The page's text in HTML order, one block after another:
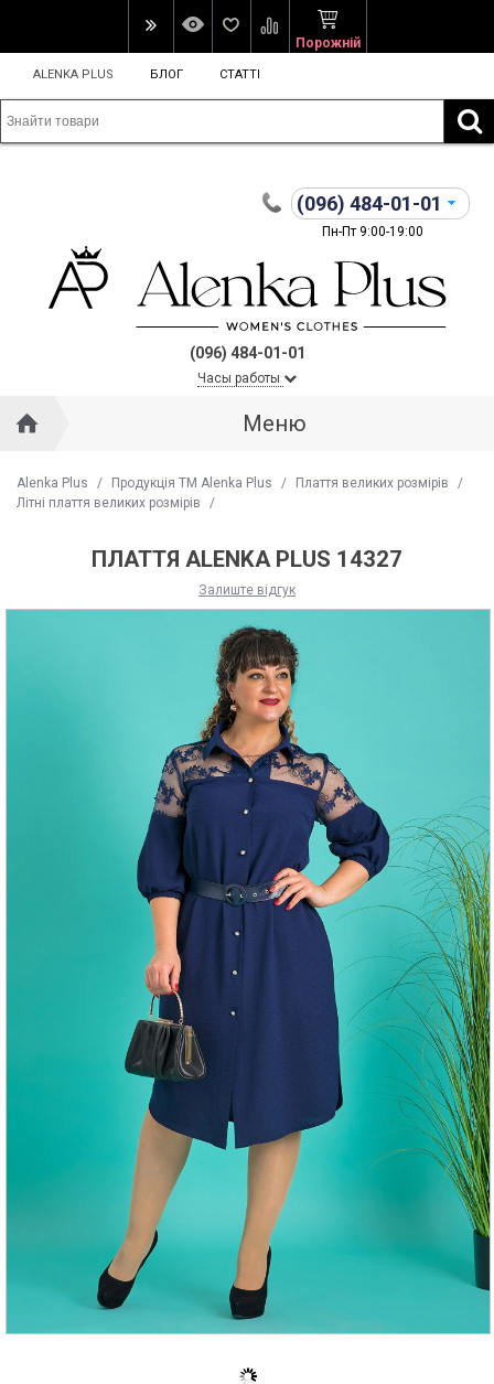
Порожній
ALENKA PLUS БЛОГ СТАТТІ
(096) 484-01-01
Пн-Пт 9:00-19:00
(096) 484-01-01
Часы работы
Меню
Alenka Plus / Продукція ТМ Alenka Plus / Плаття великих розмірів
/
Літні плаття великих розмірів
/
ПЛАТТЯ ALENKA PLUS 14327
Залиште відгук